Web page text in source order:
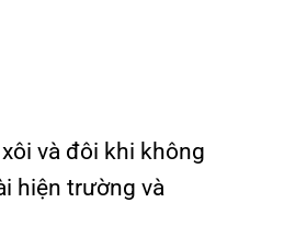
và đôi khi không
hiện trường và